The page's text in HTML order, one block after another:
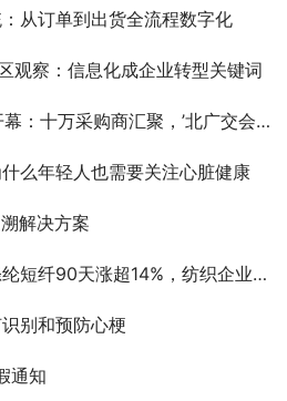
从订单到出货全流程数字化
观察：信息化成企业转型关键词
采购商汇聚，’北广交会’再造行业旺季
么年轻人也需要关注心脏健康
解决方案
天涨超14%，纺织企业利润空间再承压
别和预防心梗
通知